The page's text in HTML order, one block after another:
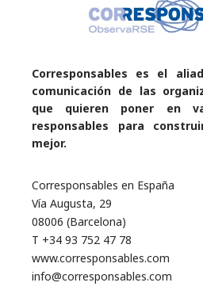
Corresponsables es el
comunicación de las
que quieren poner en
responsables para
mejor.
Corresponsables en España
Vía Augusta, 29
08006 (Barcelona)
T +34 93 752 47 78
www.corresponsables.com
info@corresponsables.com